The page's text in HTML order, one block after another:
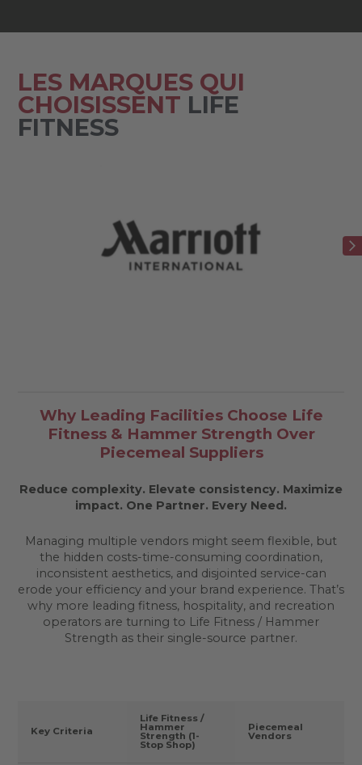
LES MARQUES QUI
CHOISISSENT LIFE
FITNESS
Why Leading Facilities Choose Life
Fitness & Hammer Strength Over
Piecemeal Suppliers
Reduce complexity. Elevate consistency. Maximize
impact. One Partner. Every Need.
Managing multiple vendors might seem flexible, but
the hidden costs-time-consuming coordination,
inconsistent aesthetics, and disjointed service-can
erode your efficiency and your brand experience. That’s
why more leading fitness, hospitality, and recreation
operators are turning to Life Fitness / Hammer
Strength as their single-source partner.
Key Criteria
Life Fitness /
Hammer
Strength (1-
Stop Shop)
Piecemeal
Vendors